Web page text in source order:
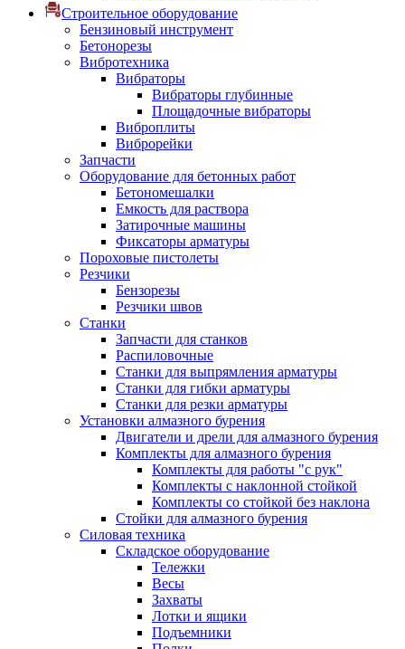
Строительное оборудование
Бензиновый инструмент
Бетонорезы
Вибротехника
Вибраторы
Вибраторы глубинные
Площадочные вибраторы
Виброплиты
Виброрейки
Запчасти
Оборудование для бетонных работ
Бетономешалки
Емкость для раствора
Затирочные машины
Фиксаторы арматуры
Пороховые пистолеты
Резчики
Бензорезы
Резчики швов
Станки
Запчасти для станков
Распиловочные
Станки для выпрямления арматуры
Станки для гибки арматуры
Станки для резки арматуры
Установки алмазного бурения
Двигатели и дрели для алмазного бурения
Комплекты для алмазного бурения
Комплекты для работы "с рук"
Комплекты с наклонной стойкой
Комплекты со стойкой без наклона
Стойки для алмазного бурения
Силовая техника
Складское оборудование
Тележки
Весы
Захваты
Лотки и ящики
Подъемники